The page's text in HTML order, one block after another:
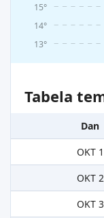
13°
14°
15°
Tabela
Dan
OKT 1
OKT 2
OKT 3